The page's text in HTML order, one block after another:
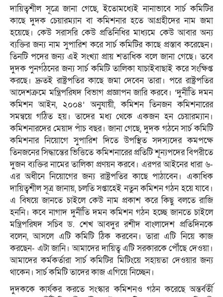
দায়িত্বশীল সূত্রে জানা গেছে, ইতোমধ্যেই নানাভাবে সার্চ কমিটির
কাছে দুদক চেয়ারম্যান বা কমিশনার হতে আগ্রহীদের নাম জমা
হয়েছে। কেউ সরাসরি কেউ প্রতিনিধির মাধ্যমে কেউ আবার অন্য
ব্যক্তির জন্য নাম সুপারিশ করে সার্চ কমিটির কাছে প্রস্তাব করেছেন।
তিনটি পদের জন্য এই সংখ্যা প্রায় শতাধিক বলে জানা গেছে। তবে
দুদক পুনর্গঠনের জন্য সার্চ কমিটি তালিকা যাচাইবাছাই করে সংক্ষিপ্ত
করছে। দ্রুতই রাষ্ট্রপতির কাছে জমা দেবেন তারা। পরে রাষ্ট্রপতির
আদেশক্রমে মন্ত্রিপরিষদ বিভাগ প্রজ্ঞাপন জারি করবে। ‘দুর্নীতি দমন
কমিশন আইন, ২০০৪’ অনুযায়ী, কমিশন তিনজন কমিশনারের
সমন্বয়ে গঠিত হয়। তাদের মধ্য থেকে একজন হন চেয়ারম্যান।
কমিশনারদের মেয়াদ পাঁচ বছর। জানা গেছে, দুদক গঠনে সার্চ কমিটি
কমিশনার নিয়োগে সুপারিশ দিতে উপস্থিত সদস্যদের কমপক্ষে
তিনজনের সিদ্ধান্তের ভিত্তিতে কমিশনারের প্রতিটি শূন্যপদের বিপরীতে
দুজন ব্যক্তির নামের তালিকা প্রণয়ন করবে। এরপর আইনের ধারা ৬-
এর অধীনে নিয়োগের জন্য রাষ্ট্রপতির কাছে পাঠাবেন। একাধিক
দায়িত্বশীল সূত্র জানায়, চলতি সপ্তাহেই নতুন কমিশন গঠন হয়ে যাবে।
এ বিষয়ে জানতে চাইলে কেউ নাম প্রকাশ করে কিছু বলতে রাজি
হননি। কবে নাগাদ দুর্নীতি দমন কমিশন গঠন হচ্ছে জানতে চাইলে
মন্ত্রিপরিষদ সচিব ড. শেখ আবদুর রশীদ বাংলাদেশ প্রতিদিনকে
বলেন, আসলে এটি কমিটি ঠিক করবেন। তারা এটি নিয়ে কাজ
করছেন- এটা জানি। আমাদের দায়িত্ব এটি সরকারকে পৌঁছে দেওয়া।
আমাদের কর্মকর্তারা সার্চ কমিটির মিটিংয়ে সহায়তা দেওয়ার জন্য
থাকেন। সার্চ কমিটি তাদের কাজ এগিয়ে নিচ্ছেন।
দুদককে কার্যকর করতে সংস্কার কমিশনও গঠন করেছে অন্তর্বর্তী